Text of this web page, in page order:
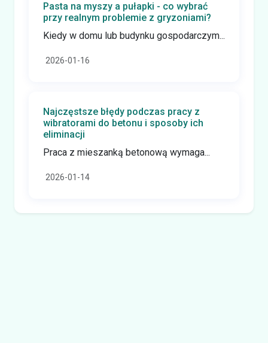
Pasta na myszy a pułapki - co wybrać
przy realnym problemie z gryzoniami?
Kiedy w domu lub budynku gospodarczym...
2026-01-16
Najczęstsze błędy podczas pracy z
wibratorami do betonu i sposoby ich
eliminacji
Praca z mieszanką betonową wymaga...
2026-01-14